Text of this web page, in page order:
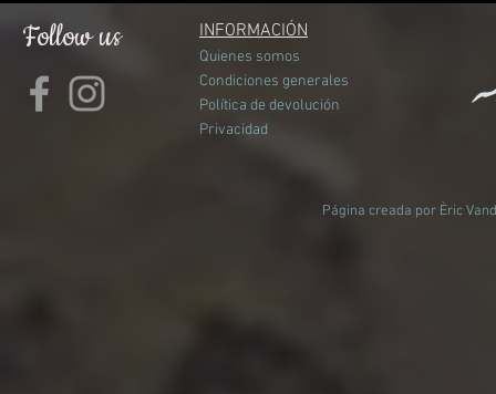
Follow us INFORMACIÓN
Quienes somos
Condiciones generales
Política de devolución
Privacidad
Página creada por Èric